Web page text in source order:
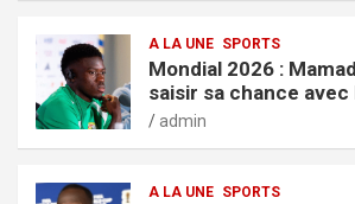
A LA UNE SPORTS
Mondial 2026 :
saisir sa chance avec
admin
A LA UNE SPORTS